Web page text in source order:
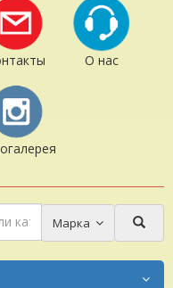
О нас
Марка